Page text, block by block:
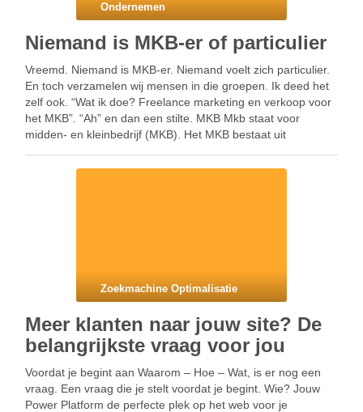
Ondernemen
Niemand is MKB-er of particulier
Vreemd. Niemand is MKB-er. Niemand voelt zich particulier.
En toch verzamelen wij mensen in die groepen. Ik deed het
zelf ook. “Wat ik doe? Freelance marketing en verkoop voor
het MKB”. “Ah” en dan een stilte. MKB Mkb staat voor
midden- en kleinbedrijf (MKB). Het MKB bestaat uit
Zoekmachine Optimalisatie
Meer klanten naar jouw site? De
belangrijkste vraag voor jou
Voordat je begint aan Waarom – Hoe – Wat, is er nog een
vraag. Een vraag die je stelt voordat je begint. Wie? Jouw
Power Platform de perfecte plek op het web voor je